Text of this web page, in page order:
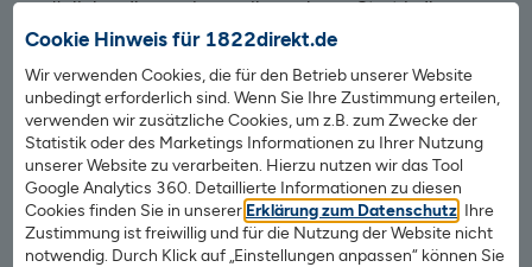
Cookie Hinweis für 1822direkt.de
Wir verwenden Cookies, die für den Betrieb unserer Website
unbedingt erforderlich sind. Wenn Sie Ihre Zustimmung erteilen,
verwenden wir zusätzliche Cookies, um z.B. zum Zwecke der
Statistik oder des Marketings Informationen zu Ihrer Nutzung
unserer Website zu verarbeiten. Hierzu nutzen wir das Tool
Google Analytics 360. Detaillierte Informationen zu diesen
Cookies finden Sie in unserer Erklärung zum Datenschutz . Ihre
Zustimmung ist freiwillig und für die Nutzung der Website nicht
notwendig. Durch Klick auf „Einstellungen anpassen“ können Sie
ermöglichen Ihnen einen reibungslosen Start in Ihre
Immobilienfinanzierung.
Jetzt Ihre Neufinanzierung bei der 1822direkt starten –
hier sind Sie und Ihre Immobilie in guten Händen.
Unverbindliches Angebot anfordern